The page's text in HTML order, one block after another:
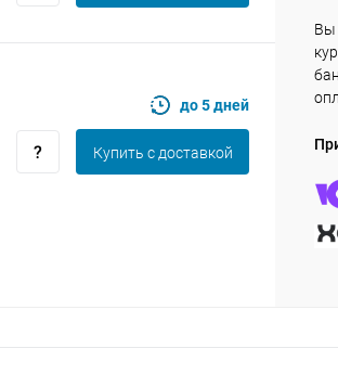
до 5 дней
Купить c доставкой
Вы
об оплате Плайтом
25
Остались вопросы?
8 800 302-02-51